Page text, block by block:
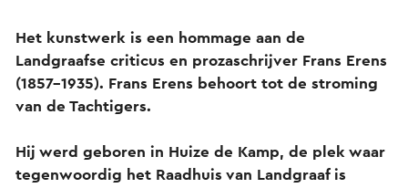
Het kunstwerk is een hommage aan de
Landgraafse criticus en prozaschrijver Frans Erens
(1857-1935). Frans Erens behoort tot de stroming
van de Tachtigers.
Hij werd geboren in Huize de Kamp, de plek waar
tegenwoordig het Raadhuis van Landgraaf is